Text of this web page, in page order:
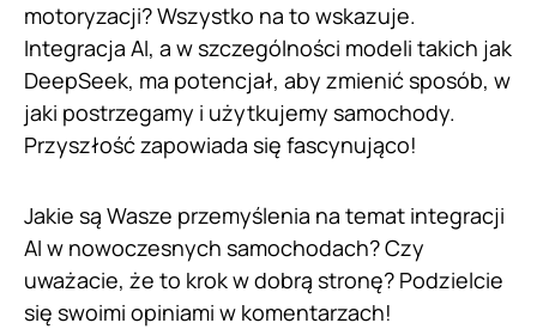
motoryzacji? Wszystko na to wskazuje.
Integracja AI, a w szczególności modeli takich jak
DeepSeek, ma potencjał, aby zmienić sposób, w
jaki postrzegamy i użytkujemy samochody.
Przyszłość zapowiada się fascynująco!
Jakie są Wasze przemyślenia na temat integracji
AI w nowoczesnych samochodach? Czy
uważacie, że to krok w dobrą stronę? Podzielcie
się swoimi opiniami w komentarzach!